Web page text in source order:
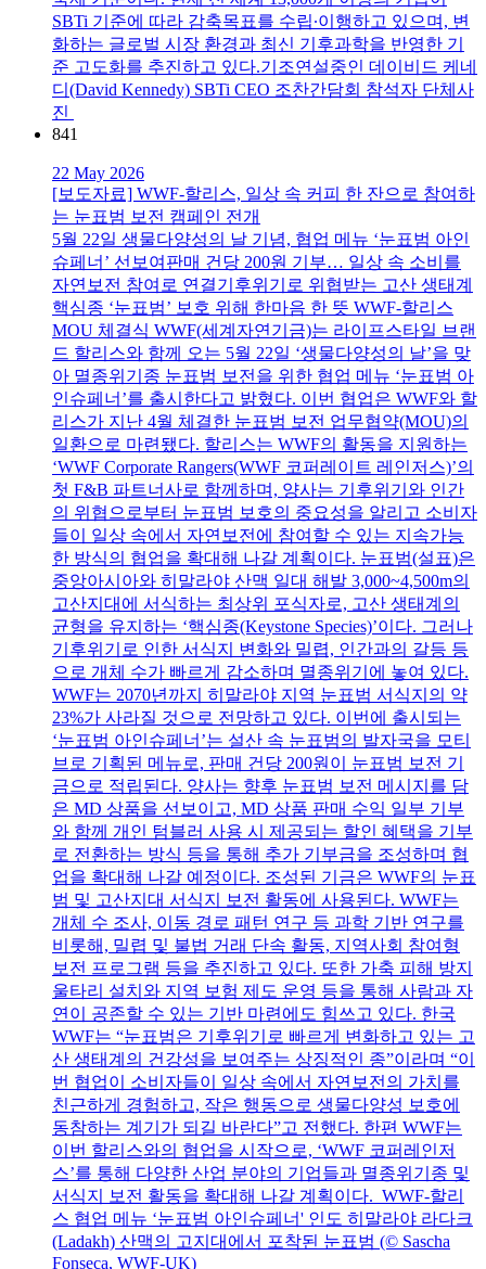
SBTi 기준에 따라 감축목표를 수립∙이행하고 있으며, 변
화하는 글로벌 시장 환경과 최신 기후과학을 반영한 기
준 고도화를 추진하고 있다.기조연설중인 데이비드 케네
디(David Kennedy) SBTi CEO 조찬간담회 참석자 단체사
진
841
22 May 2026
[보도자료] WWF-할리스, 일상 속 커피 한 잔으로 참여하
는 눈표범 보전 캠페인 전개
5월 22일 생물다양성의 날 기념, 협업 메뉴 ‘눈표범 아인
슈페너’ 선보여판매 건당 200원 기부… 일상 속 소비를
자연보전 참여로 연결기후위기로 위협받는 고산 생태계
핵심종 ‘눈표범’ 보호 위해 한마음 한 뜻 WWF-할리스
MOU 체결식 WWF(세계자연기금)는 라이프스타일 브랜
드 할리스와 함께 오는 5월 22일 ‘생물다양성의 날’을 맞
아 멸종위기종 눈표범 보전을 위한 협업 메뉴 ‘눈표범 아
인슈페너’를 출시한다고 밝혔다. 이번 협업은 WWF와 할
리스가 지난 4월 체결한 눈표범 보전 업무협약(MOU)의
일환으로 마련됐다. 할리스는 WWF의 활동을 지원하는
‘WWF Corporate Rangers(WWF 코퍼레이트 레인저스)’의
첫 F&B 파트너사로 함께하며, 양사는 기후위기와 인간
의 위협으로부터 눈표범 보호의 중요성을 알리고 소비자
들이 일상 속에서 자연보전에 참여할 수 있는 지속가능
한 방식의 협업을 확대해 나갈 계획이다. 눈표범(설표)은
중앙아시아와 히말라야 산맥 일대 해발 3,000~4,500m의
고산지대에 서식하는 최상위 포식자로, 고산 생태계의
균형을 유지하는 ‘핵심종(Keystone Species)’이다. 그러나
기후위기로 인한 서식지 변화와 밀렵, 인간과의 갈등 등
으로 개체 수가 빠르게 감소하며 멸종위기에 놓여 있다.
WWF는 2070년까지 히말라야 지역 눈표범 서식지의 약
23%가 사라질 것으로 전망하고 있다. 이번에 출시되는
‘눈표범 아인슈페너’는 설산 속 눈표범의 발자국을 모티
브로 기획된 메뉴로, 판매 건당 200원이 눈표범 보전 기
금으로 적립된다. 양사는 향후 눈표범 보전 메시지를 담
은 MD 상품을 선보이고, MD 상품 판매 수익 일부 기부
와 함께 개인 텀블러 사용 시 제공되는 할인 혜택을 기부
로 전환하는 방식 등을 통해 추가 기부금을 조성하며 협
업을 확대해 나갈 예정이다. 조성된 기금은 WWF의 눈표
범 및 고산지대 서식지 보전 활동에 사용된다. WWF는
개체 수 조사, 이동 경로 패턴 연구 등 과학 기반 연구를
비롯해, 밀렵 및 불법 거래 단속 활동, 지역사회 참여형
보전 프로그램 등을 추진하고 있다. 또한 가축 피해 방지
울타리 설치와 지역 보험 제도 운영 등을 통해 사람과 자
연이 공존할 수 있는 기반 마련에도 힘쓰고 있다. 한국
WWF는 “눈표범은 기후위기로 빠르게 변화하고 있는 고
산 생태계의 건강성을 보여주는 상징적인 종”이라며 “이
번 협업이 소비자들이 일상 속에서 자연보전의 가치를
친근하게 경험하고, 작은 행동으로 생물다양성 보호에
동참하는 계기가 되길 바란다”고 전했다. 한편 WWF는
이번 할리스와의 협업을 시작으로, ‘WWF 코퍼레인저
스’를 통해 다양한 산업 분야의 기업들과 멸종위기종 및
서식지 보전 활동을 확대해 나갈 계획이다. WWF-할리
스 협업 메뉴 ‘눈표범 아인슈페너' 인도 히말라야 라다크
(Ladakh) 산맥의 고지대에서 포착된 눈표범 (© Sascha
Fonseca, WWF-UK)